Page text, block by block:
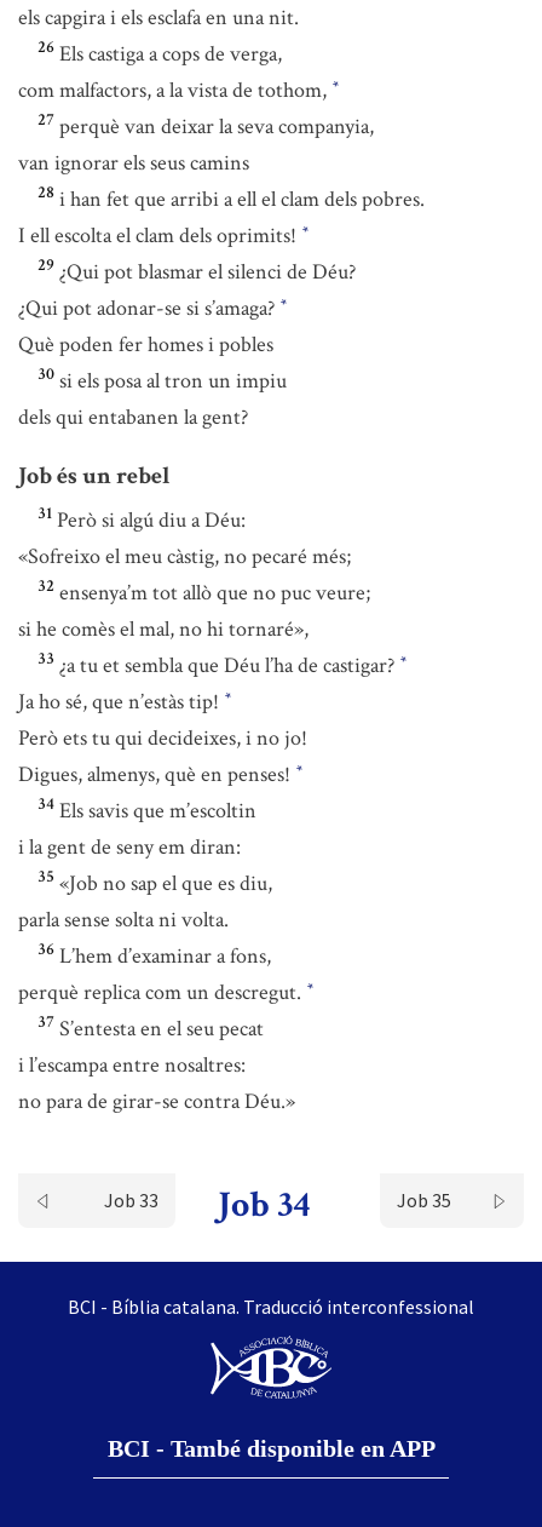
els capgira i els esclafa en una nit.
26 Els castiga a cops de verga,
com malfactors, a la vista de tothom, *
27 perquè van deixar la seva companyia,
van ignorar els seus camins
28 i han fet que arribi a ell el clam dels pobres.
I ell escolta el clam dels oprimits! *
29 ¿Qui pot blasmar el silenci de Déu?
¿Qui pot adonar-se si s’amaga? *
Què poden fer homes i pobles
30 si els posa al tron un impiu
dels qui entabanen la gent?
Job és un rebel
31 Però si algú diu a Déu:
«Sofreixo el meu càstig, no pecaré més;
32 ensenya’m tot allò que no puc veure;
si he comès el mal, no hi tornaré»,
33 ¿a tu et sembla que Déu l’ha de castigar? *
Ja ho sé, que n’estàs tip! *
Però ets tu qui decideixes, i no jo!
Digues, almenys, què en penses! *
34 Els savis que m’escoltin
i la gent de seny em diran:
35 «Job no sap el que es diu,
parla sense solta ni volta.
36 L’hem d’examinar a fons,
perquè replica com un descregut. *
37 S’entesta en el seu pecat
i l’escampa entre nosaltres:
no para de girar-se contra Déu.»
Job 33 Job 34 Job 35
BCI - Bíblia catalana. Traducció interconfessional
BCI - També disponible en APP